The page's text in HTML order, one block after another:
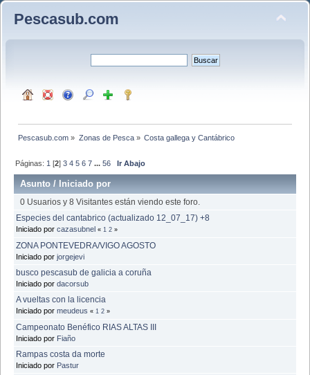
Pescasub.com
Pescasub.com » Zonas de Pesca» Costa gallega y Cantábrico
Páginas: 1 [2]3 4 5 6 7 ...56 Ir Abajo
Asunto /Iniciado por
0 Usuarios y 8 Visitantes están viendo este foro.
Especies del cantabrico (actualizado 12_07_17) +8
Iniciado por cazasubnel « 1 2 »
ZONA PONTEVEDRA/VIGO AGOSTO
Iniciado por jorgejevi
busco pescasub de galicia a coruña
Iniciado por dacorsub
A vueltas con la licencia
Iniciado por meudeus « 1 2 »
Campeonato Benéfico RIAS ALTAS III
Iniciado por Fiaño
Rampas costa da morte
Iniciado por Pastur